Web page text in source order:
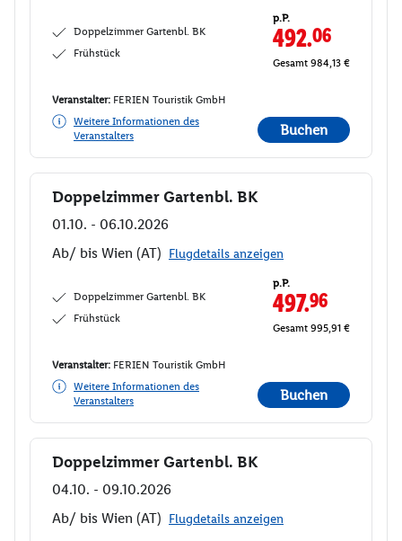
Doppelzimmer Gartenbl. BK
Frühstück
p.P.
492.06
Gesamt 984,13 €
Veranstalter: FERIEN Touristik GmbH
Weitere Informationen des
Veranstalters
Buchen
Buchen
Doppelzimmer Gartenbl. BK
01.10. - 06.10.2026
Ab/ bis Wien (AT) Flugdetails anzeigen
Doppelzimmer Gartenbl. BK
Frühstück
p.P.
497.96
Gesamt 995,91 €
Veranstalter: FERIEN Touristik GmbH
Weitere Informationen des
Veranstalters
Buchen
Buchen
Doppelzimmer Gartenbl. BK
04.10. - 09.10.2026
Ab/ bis Wien (AT) Flugdetails anzeigen